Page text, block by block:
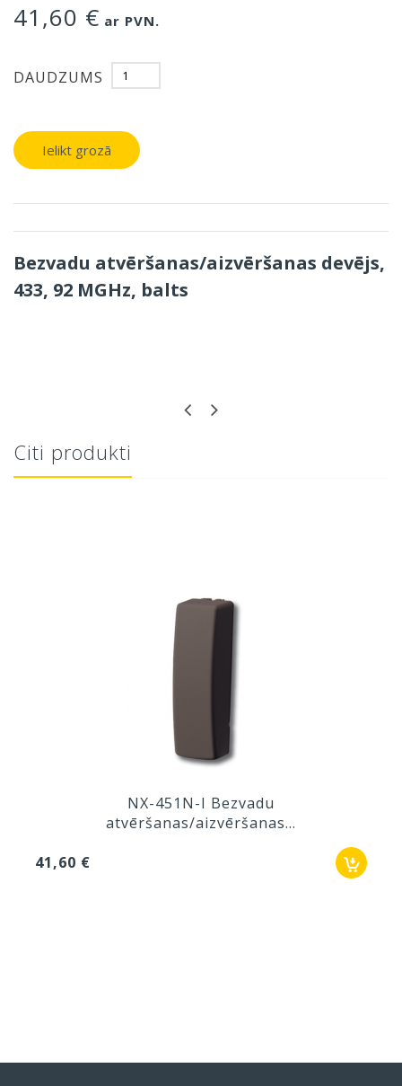
41,60 € ar PVN.
DAUDZUMS
Ielikt grozā
Bezvadu atvēršanas/aizvēršanas devējs,
433, 92 MGHz, balts
Citi produkti
NX-451N-I Bezvadu
atvēršanas/aizvēršanas...
41,60 €